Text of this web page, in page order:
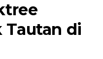
Tautan di